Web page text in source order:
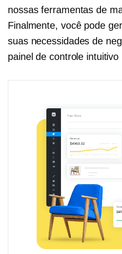
nossas ferramentas de
Finalmente, você pode
suas necessidades de
painel de controle intuitivo